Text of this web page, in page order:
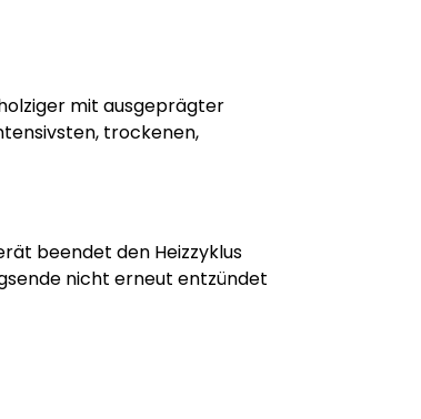
mit ausgeprägter
trockenen,
beendet den Heizzyklus
nicht erneut entzündet